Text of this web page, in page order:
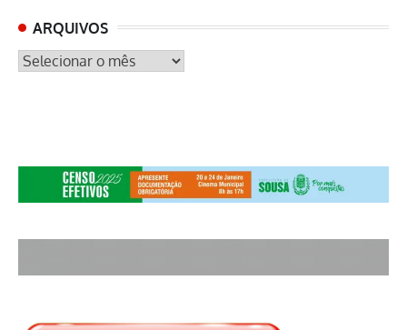
ARQUIVOS
ARQUIVOS